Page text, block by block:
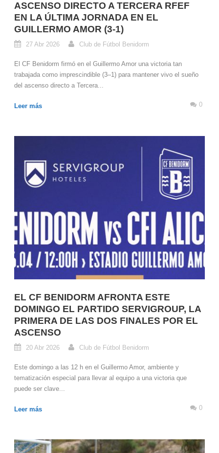
ASCENSO DIRECTO A TERCERA RFEF
EN LA ÚLTIMA JORNADA EN EL
GUILLERMO AMOR (3-1)
27 Abr 2026 Club de Fútbol Benidorm
El CF Benidorm firmó en el Guillermo Amor una victoria tan
trabajada como imprescindible (3–1) para mantener vivo el sueño
del ascenso directo a Tercera...
Leer más 0
EL CF BENIDORM AFRONTA ESTE
DOMINGO EL PARTIDO SERVIGROUP, LA
PRIMERA DE LAS DOS FINALES POR EL
ASCENSO
20 Abr 2026 Club de Fútbol Benidorm
Este domingo a las 12 h en el Guillermo Amor, ambiente y
tematización especial para llevar al equipo a una victoria que
puede ser clave...
Leer más 0